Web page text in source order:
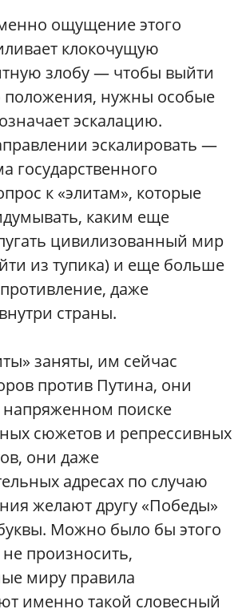
ощущение этого
клокочущую
злобу — чтобы выйти
положения, нужны особые
эскалацию.
эскалировать —
государственного
к «элитам», которые
каким еще
цивилизованный мир
из тупика) и еще больше
даже
страны.
заняты, им сейчас
против Путина, они
напряженном поиске
сюжетов и репрессивных
они даже
адресах по случаю
желают другу «Победы»
Можно было бы этого
произносить,
миру правила
именно такой словесный